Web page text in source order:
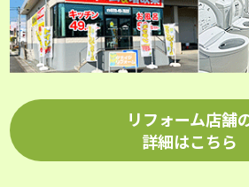
か？ スタッフ一同、笑顔でお待
ちしております！お散歩がて
ら、ぜひ遊びに来てください
ね！
【ご予約がおすすめで
ド特典
当日のご来場は予約
不要ですので、お買い物ついで
にふらりとお立ち寄りいただく
のも大歓迎です！「まずはちょ
切な
が合
です
に向
綾部
フォー
安心し
目指
可能なトイレがわかるのでスム
ーズにご案内できます！ キッチ
ンなら壁付けなのか、対面なの
か、食洗機はあるかなど写真が
がスムーズです♪ どこまで直し
たいかを書き出しておく レンジ
い・・・。 レンジフードは絶対
言わ
クッ
で、ト
ります。 【③ 壁紙の
す。 【④ 手洗い器やタンク内
部の不
多い
まで、タテイシリフォームはオ
ープン1周年を迎えます！ 日頃
の感謝を込めて、**１１月８日
（土）・９日（日）**の2日
ベント」を開催いたします！ ご
予約不要ですが、前日までに
WEB予約をいただいた方には
まい
タテ
ベント
皆さ
や特典
ムペー
トで随
リフォーム店舗
詳細はこちら